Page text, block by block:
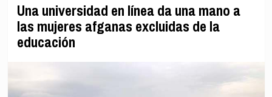
Una universidad en línea da una mano a
las mujeres afganas excluidas de la
educación